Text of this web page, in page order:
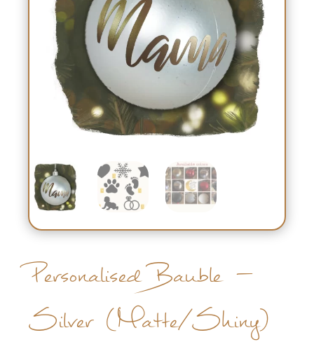
Personalised Bauble –
Silver (Matte/Shiny)